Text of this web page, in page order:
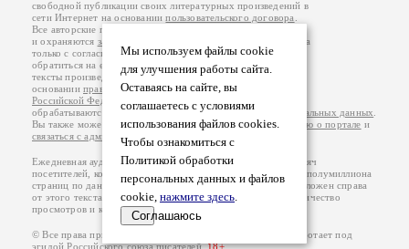
Мы используем файлы cookie
для улучшения работы сайта.
Оставаясь на сайте, вы
соглашаетесь с условиями
использования файлов cookies.
Чтобы ознакомиться с
Политикой обработки
персональных данных и файлов
cookie, нажмите здесь.
Соглашаюсь
свободной публикации своих литературных произведений в
сети Интернет на основаниипользовательского договора
Все авторские права на произведения принадлежат авторам
и охраняются законом
. Перепечатка произведений возможна
только с согласия его автора, к которому вы можете
обратиться на его авторской странице. Ответственность за
тексты произведений авторы несут самостоятельно на
основанииправил публикацииизаконодательства
Российской Федерации
обрабатываются на основанииПолитики обработки персональных данных
Вы также можете посмотреть более подробнуюинформацию о портале и
связаться с администрацией
Ежедневная аудитория портала Проза.ру – порядка 100 тысяч
посетителей, которые в общей сумме просматривают более полумиллиона
страниц по данным счетчика посещаемости, который расположен справа
от этого текста. В каждой графе указано по две цифры: количество
просмотров и количество посетителей.
© Все права принадлежат авторам, 2000-2026. Портал работает под
эгидойРоссийского союза писателей.18+